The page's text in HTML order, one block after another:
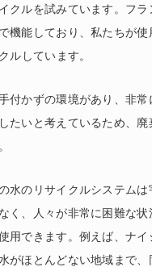
クルを試みています。フ
機能しており、私たちが使
ルしています。
付かずの環境があり、非常
たいと考えているため、
水のリサイクルシステムは
く、人々が非常に困難な
用できます。例えば、ナイ
がほとんどない地域まで